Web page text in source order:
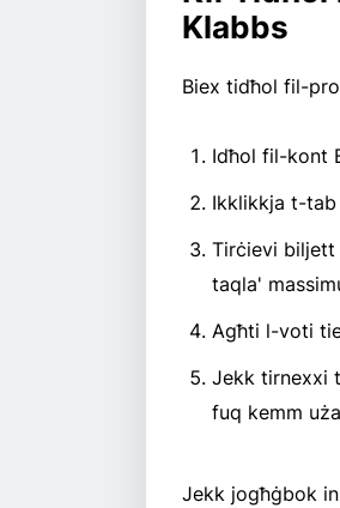
Klabbs
Biex tidħol fil-
Idħol fil-kont
Ikklikkja t-
Tirċievi
taqla'
Agħti l-voti
Jekk tirnexxi
fuq kemm
Jekk jogħġbok